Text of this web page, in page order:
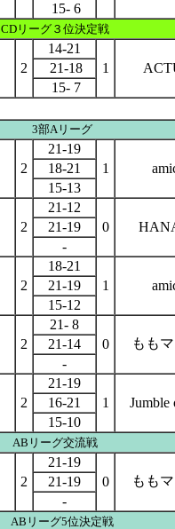
15- 6
CDリーグ３位決定戦
2
14-21
1
21-18
15- 7
3部Aリーグ
2
21-19
1
18-21
15-13
2
21-12
0
21-19
-
2
18-21
1
21-19
15-12
2
21- 8
0
もも
21-14
-
2
21-19
1
Jumble
16-21
15-10
ABリーグ交流戦
2
21-19
0
もも
21-19
-
AB リーグ5位決定戦